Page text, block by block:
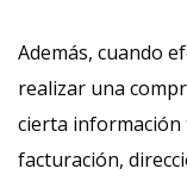
Además, cuando
realizar una
cierta información
facturación,